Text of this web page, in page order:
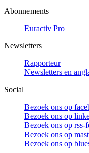
Abonnements
Euractiv Pro
Newsletters
Rapporteur
Newsletters en
Social
Bezoek ons op
Bezoek ons op
Bezoek ons op rss-
Bezoek ons op
Bezoek ons op